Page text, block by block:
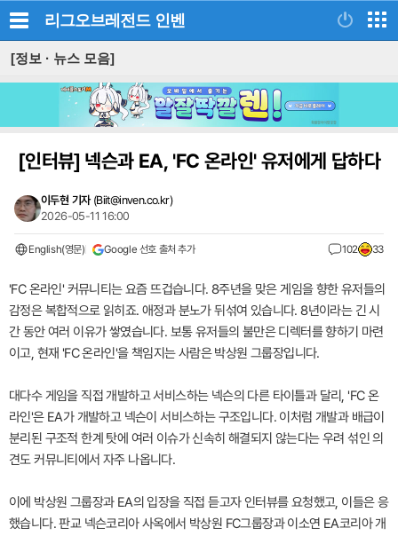
리그오브레전드 인벤
[정보 · 뉴스 모음]
[인터뷰]넥슨과 EA, 'FC 온라인' 유저에게 답하다
이두현 기자 (Biit@inven.co.kr)
2026-05-11 16:00
English(영문) Google 선호 출처 추가 102 33
'FC 온라인' 커뮤니티는 요즘 뜨겁습니다. 8주년을 맞은 게임을 향한 유저들의
감정은 복합적으로 읽히죠. 애정과 분노가 뒤섞여 있습니다. 8년이라는 긴 시
간 동안 여러 이유가 쌓였습니다. 보통 유저들의 불만은 디렉터를 향하기 마련
이고, 현재 'FC 온라인'을 책임지는 사람은 박상원 그룹장입니다.
대다수 게임을 직접 개발하고 서비스하는 넥슨의 다른 타이틀과 달리, 'FC 온
라인'은 EA가 개발하고 넥슨이 서비스하는 구조입니다. 이처럼 개발과 배급이
분리된 구조적 한계 탓에 여러 이슈가 신속히 해결되지 않는다는 우려 섞인 의
견도 커뮤니티에서 자주 나옵니다.
이에 박상원 그룹장과 EA의 입장을 직접 듣고자 인터뷰를 요청했고, 이들은 응
했습니다. 판교 넥슨코리아 사옥에서 박상원 FC그룹장과 이소연 EA코리아 개